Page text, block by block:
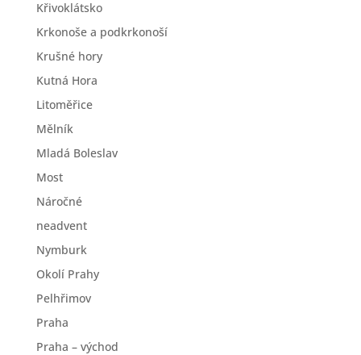
Křivoklátsko
Krkonoše a podkrkonoší
Krušné hory
Kutná Hora
Litoměřice
Mělník
Mladá Boleslav
Most
Náročné
neadvent
Nymburk
Okolí Prahy
Pelhřimov
Praha
Praha – východ